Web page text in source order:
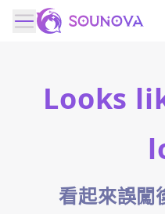
Looks
看起來誤闖